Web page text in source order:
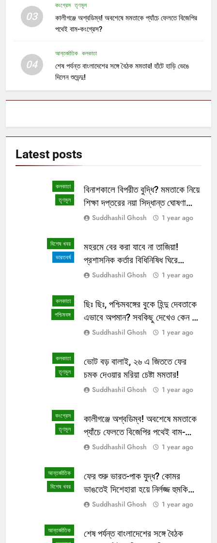
03
কংগ্রেস তৃণমূল
কালীগঞ্জে অশ্বডিম্ব! অবশেষে মমতাকে প্যাঁচে ফেলতে বিজেপির
পথেই বাম-কংগ্রেস?
04
আন্তর্জাতিক কলকাতা
শেষ পর্যন্ত বাংলাদেশের সঙ্গে বৈঠক মমতার! হাঁটে হাড়ি ভেঙে
দিলেন শুভেন্দু!
Latest posts
কলকাতা
তৃণমূল
বিনাশকালে বিপরীত বুদ্ধি? মমতাকে নিয়ে
শিক্ষা দপ্তরের নয়া সিদ্ধান্ত ঘোষণা
হতেই বিতর্ক রাজ্যে!
Suddhashil Ghosh 1 year ago
বিশেষ খবর
ভারতবর্ষ
মহরমে বের করা যাবে না তাজিয়া!
প্রশাসনিক কর্তার বিধিনিষিধ ঘিরে
টালমাটাল রাজ্য!
Suddhashil Ghosh 1 year ago
কলকাতা
পশ্চিমবঙ্গ
ছিঃ ছিঃ, পশ্চিমবঙ্গের বুকে হিন্দু দেবতাকে
এভাবে অপমান? সবকিছু দেখেও কেন চুপ
মমতা পুলিশ?
Suddhashil Ghosh 1 year ago
কলকাতা
তৃণমূল
ভোট বড় বালাই, ২৬ এ জিততে ফের
চমক দেওয়ার মরিয়া চেষ্টা মমতার!
Suddhashil Ghosh 1 year ago
কংগ্রেস
তৃণমূল
কালীগঞ্জে অশ্বডিম্ব! অবশেষে মমতাকে
প্যাঁচে ফেলতে বিজেপির পথেই বাম-
কংগ্রেস?
Suddhashil Ghosh 1 year ago
আন্তর্জাতিক
বিশেষ খবর
ফের শুরু ভারত-পাক যুদ্ধ? কোমর
ভাঙতেই দিশেহারা হয়ে নির্লজ্জ হুমকি
পাকিস্তানের!
Suddhashil Ghosh 1 year ago
আন্তর্জাতিক
শেষ পর্যন্ত বাংলাদেশের সঙ্গে বৈঠক